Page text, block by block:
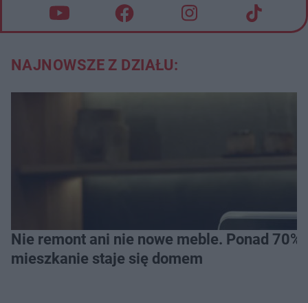
NAJNOWSZE Z DZIAŁU:
Nie remont ani nie nowe meble. Ponad
mieszkanie staje się domem